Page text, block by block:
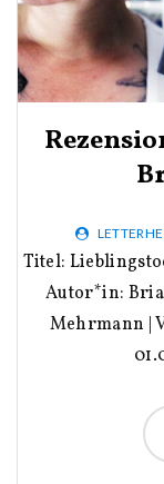
Titel: Lieblingstochter | Originaltitel: A Familiar Sight |
Autor*in:
Mehrmann |